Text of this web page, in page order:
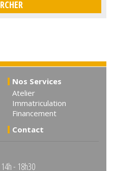
Nos Services
Atelier
Immatriculation
Financement
Contact
- 18h30